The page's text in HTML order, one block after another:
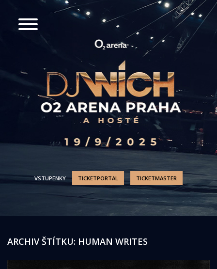
VSTUPENKY TICKETPORTAL TICKETMASTER
ARCHIV ŠTÍTKU: HUMAN WRITES